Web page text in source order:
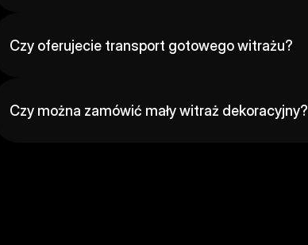
Czy oferujecie transport gotowego witrażu?
Czy można zamówić mały witraż dekoracyjny?